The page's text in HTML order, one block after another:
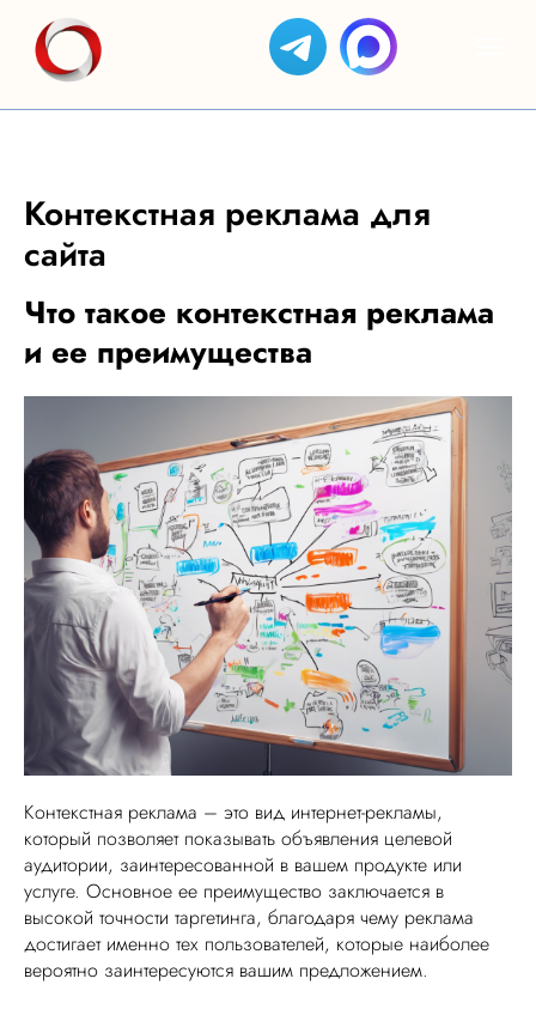
КЕЙСЫ ОТЗЫВЫ
ЯНДЕКС
ДИРЕКТ
GOOGLE
ADS
СОЗДАНИЕ
САЙТОВ
SEO
VK ADS
АВИТО
ЯНДЕКС
БИЗНЕС
Контекстная реклама для
сайта
Что такое контекстная реклама
и ее преимущества
Контекстная реклама – это вид интернет-рекламы,
который позволяет показывать объявления целевой
аудитории, заинтересованной в вашем продукте или
услуге. Основное ее преимущество заключается в
высокой точности таргетинга, благодаря чему реклама
достигает именно тех пользователей, которые наиболее
вероятно заинтересуются вашим предложением.